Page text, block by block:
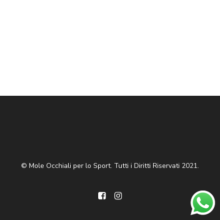
© Mole Occhiali per lo Sport. Tutti i Diritti Riservati 2021.